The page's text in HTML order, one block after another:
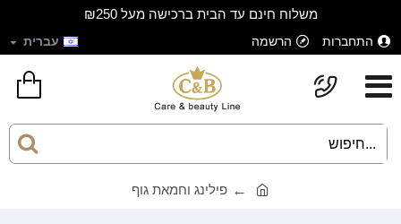
משלוח חינם עד הבית ברכישה מעל ₪250
התחברות הרשמה עברית
פילינג וחמאת גוף